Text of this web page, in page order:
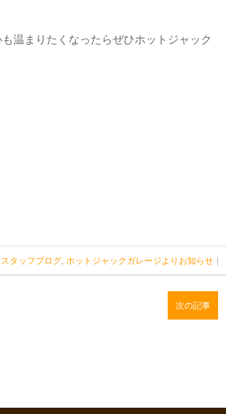
温まりたくなったらぜひホットジャック
スタッフブログ ホットジャックガレージよりお知らせ ｜
次の記事